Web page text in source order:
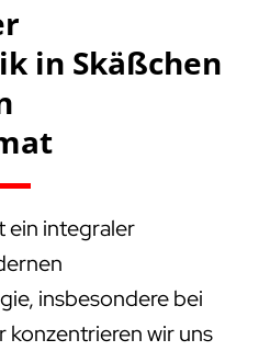
in Skäßchen
ein integraler
insbesondere bei
konzentrieren wir uns